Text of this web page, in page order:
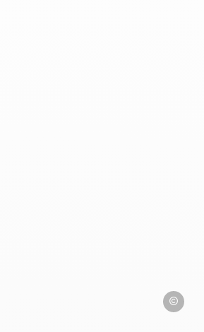
Kyriad Limoges Ester
Kyriad